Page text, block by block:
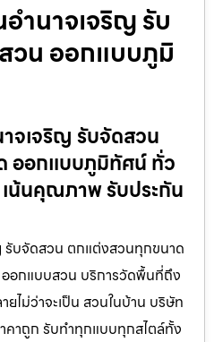
ำนาจเจริญ รับ
วน ออกแบบภูมิ
จเจริญ รับจัดสวน
ออกแบบภูมิทัศน์ ทั่ว
เน้นคุณภาพ รับประกัน
รับจัดสวน ตกแต่งสวนทุกขนาด
อกแบบสวน บริการวัดพื้นที่ถึง
ไม่ว่าจะเป็น สวนในบ้าน บริษัท
คาถูก รับทำทุกแบบทุกสไตล์ทั้ง